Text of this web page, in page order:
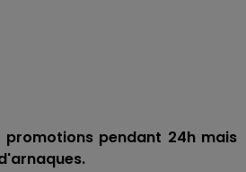
pendant 24h mais